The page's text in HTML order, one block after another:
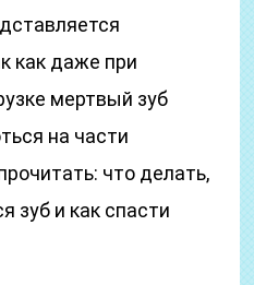
как даже при
мертвый зуб
на части
что делать,
зуб и как спасти